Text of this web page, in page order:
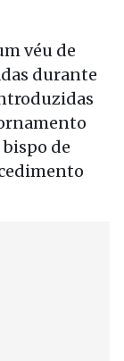
véu de
durante
de